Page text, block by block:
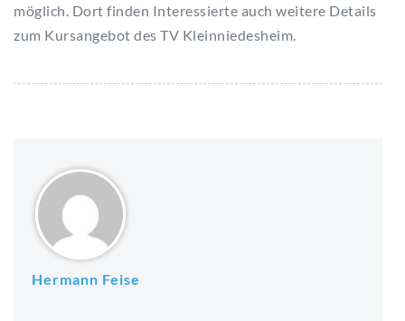
möglich. Dort finden Interessierte auch weitere Details
zum Kursangebot des TV Kleinniedesheim.
Hermann Feise